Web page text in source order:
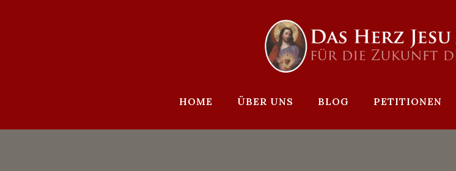
HOME ÜBER UNS BLOG PETITIONEN